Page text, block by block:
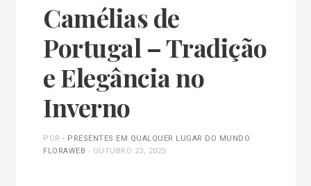
Camélias de
Portugal – Tradição
e Elegância no
Inverno
POR- PRESENTES EM QUALQUER LUGAR DO MUNDO
FLORAWEB - OUTUBRO 23, 2025